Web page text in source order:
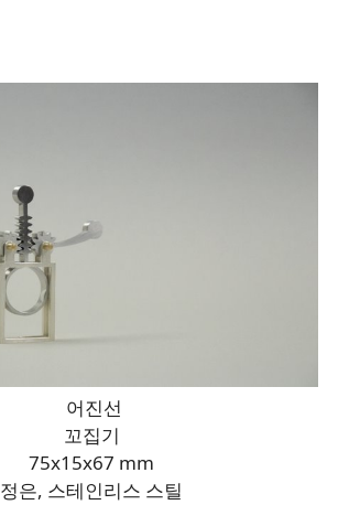
어진선
꼬집기
75x15x67 mm
정은, 스테인리스 스틸